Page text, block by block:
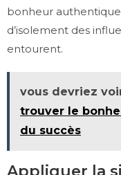
bonheur
d’isolement des
entourent.
vous devriez
trouver le
du succès
Appliquer la